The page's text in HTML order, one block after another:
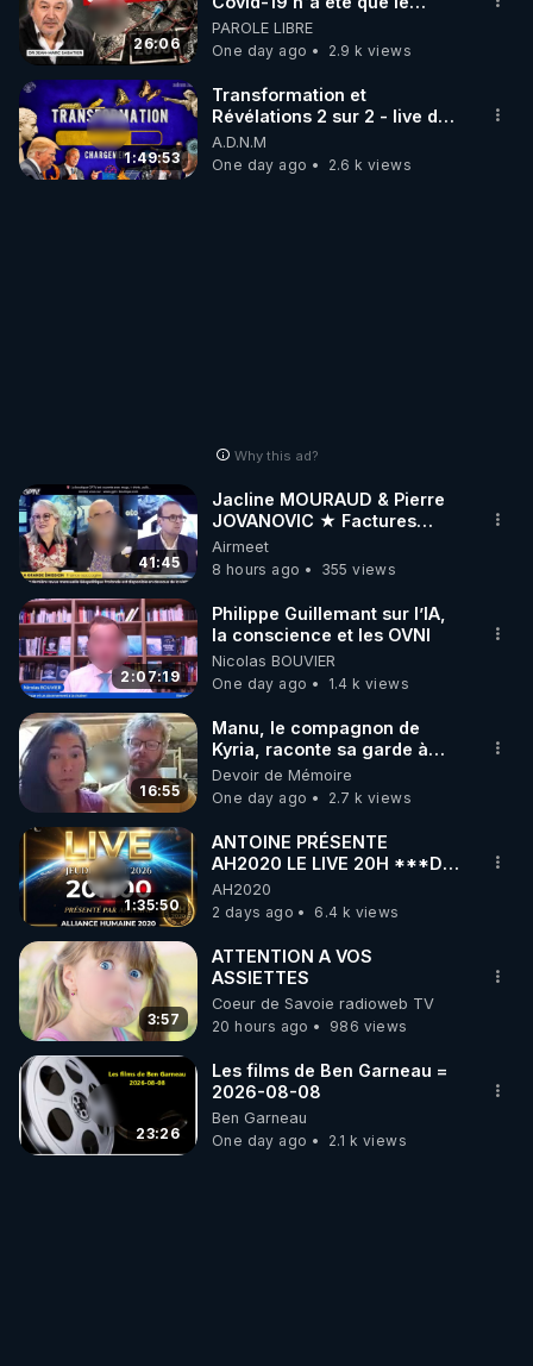
26:06
début - L'ARNm & l'ARNm-aa
jusqu où auront-t-il ?
PAROLE LIBRE
One day ago
2.9 k views
1:49:53
Transformation et
Révélations 2 sur 2 - live du
07/08/26
A.D.N.M
One day ago
2.6 k views
Why this ad?
41:45
Jacline MOURAUD & Pierre
JOVANOVIC ★ Factures
Impayées : Où Est Passé Le
Pognon ?
Airmeet
8 hours ago
355 views
2:07:19
Philippe Guillemant sur l’IA,
la conscience et les OVNI
Nicolas BOUVIER
One day ago
1.4 k views
16:55
Manu, le compagnon de
Kyria, raconte sa garde à
vue musclée. PARTAGEZ!
Devoir de Mémoire
One day ago
2.7 k views
1:35:50
ANTOINE PRÉSENTE
AH2020 LE LIVE 20H ***DU
06/08/2026***
AH2020
2 days ago
6.4 k views
3:57
ATTENTION A VOS
ASSIETTES
Coeur de Savoie radioweb TV
20 hours ago
986 views
23:26
Les films de Ben Garneau =
2026-08-08
Ben Garneau
One day ago
2.1 k views